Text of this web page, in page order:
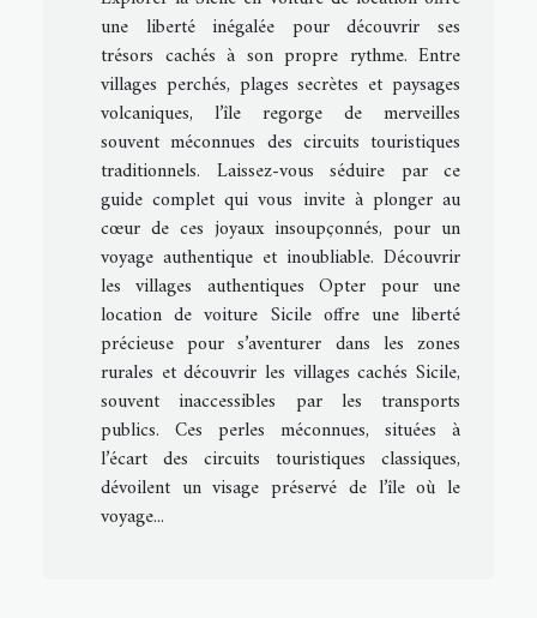
une liberté inégalée pour découvrir ses
trésors cachés à son propre rythme. Entre
villages perchés, plages secrètes et paysages
volcaniques, l’île regorge de merveilles
souvent méconnues des circuits touristiques
traditionnels. Laissez-vous séduire par ce
guide complet qui vous invite à plonger au
cœur de ces joyaux insoupçonnés, pour un
voyage authentique et inoubliable. Découvrir
les villages authentiques Opter pour une
location de voiture Sicile offre une liberté
précieuse pour s’aventurer dans les zones
rurales et découvrir les villages cachés Sicile,
souvent inaccessibles par les transports
publics. Ces perles méconnues, situées à
l’écart des circuits touristiques classiques,
dévoilent un visage préservé de l’île où le
voyage...